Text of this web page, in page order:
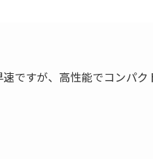
速ですが、高性能でコンパク